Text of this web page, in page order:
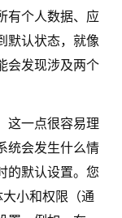
有个人数据、应
默认状态，就像
会发现涉及两个
这一点很容易理
统会发生什么情
的默认设置。您
小和权限（通